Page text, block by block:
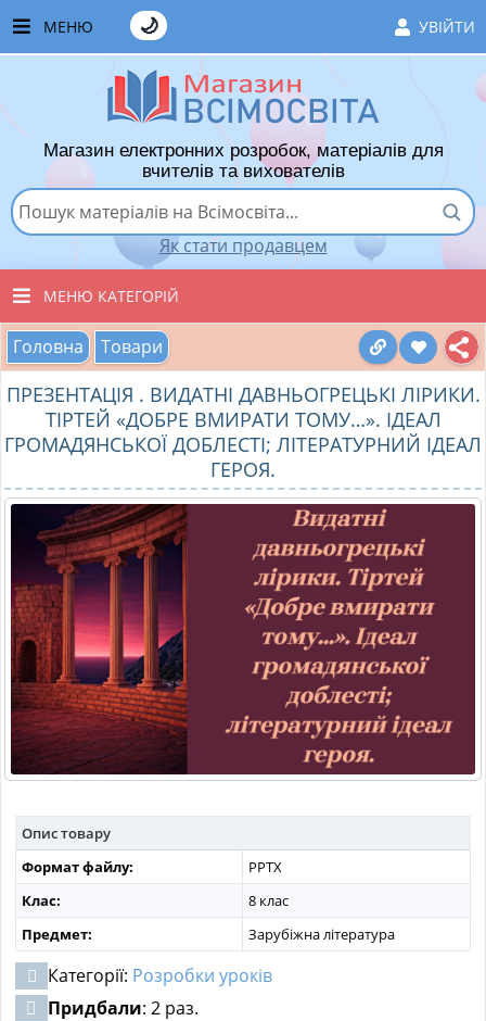
МЕНЮ УВІЙТИ
🌙
ЧАСТІ ЗАПИТАННЯ
ЯК ТУТ КУПУВАТИ
ЯК ТУТ ПРОДАВАТИ
ДОДАТИ РОЗРОБКУ
ВПОДОБАНІ ТОВАРИ
КОШИК
Магазин електронних розробок, матеріалів для
вчителів та вихователів
Як стати продавцем
МЕНЮ КАТЕГОРІЙ
ВСІ ТОВАРИ
ВИХОВАТЕЛЯМ ДНЗ
ПОЧАТКОВІ КЛАСИ
МАТЕРІАЛИ З ПРЕДМЕТІВ
РІЗНІ МАТЕРІАЛИ
НОВИНИ
Головна Товари
ПРЕЗЕНТАЦІЯ . ВИДАТНІ ДАВНЬОГРЕЦЬКІ ЛІРИКИ.
ТІРТЕЙ «ДОБРЕ ВМИРАТИ ТОМУ…». ІДЕАЛ
ГРОМАДЯНСЬКОЇ ДОБЛЕСТІ; ЛІТЕРАТУРНИЙ ІДЕАЛ
ГЕРОЯ.
Опис товару
Формат файлу:
PPTX
Клас:
8 клас
Предмет:
Зарубіжна література
Категорії: Розробки уроків
Придбали: 2 раз.